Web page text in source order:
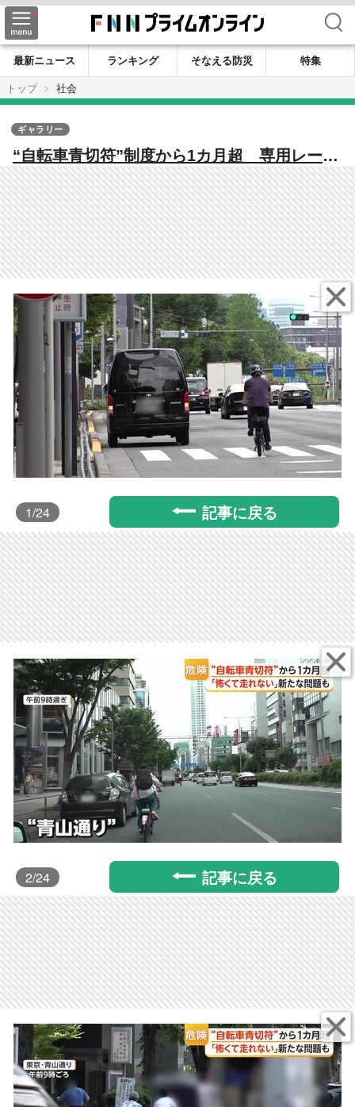
検索
最新ニュース ランキング そなえる防災
特集
トップ
社会
“自転車青切符”制度から1カ月超 専用レーン
に駐車で“走れない”問題も 導入後の摘発状
況が判明 埼玉で6割“ながらスマホ”
ギャラリー
1/24 記事に戻る
2/24 記事に戻る